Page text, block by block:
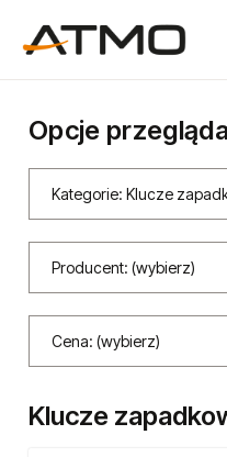
Opcje
Kategorie: Klucze
Producent: (wybierz)
Cena: (wybierz)
Klucze